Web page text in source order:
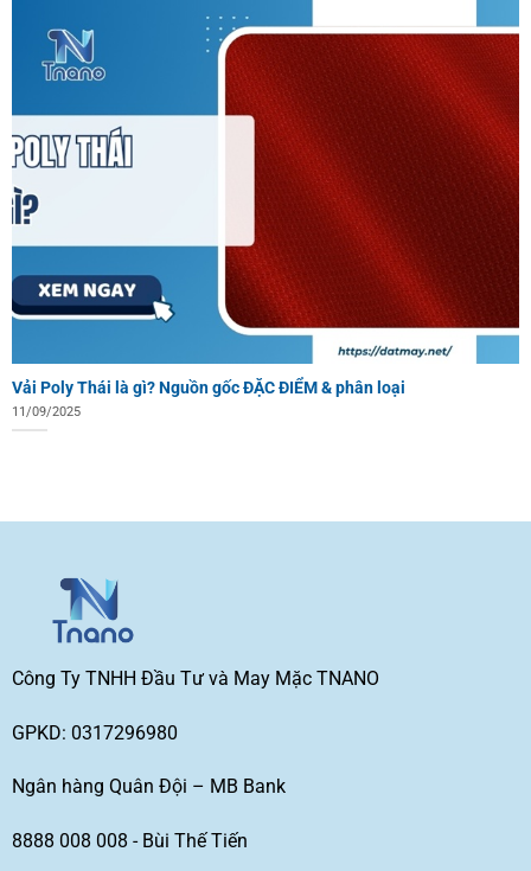
Vải Poly Thái là gì? Nguồn gốc ĐẶC ĐIỂM & phân loại
11/09/2025
Công Ty TNHH Đầu Tư và May Mặc TNANO
GPKD: 0317296980
Ngân hàng Quân Đội – MB Bank
8888 008 008 - Bùi Thế Tiến